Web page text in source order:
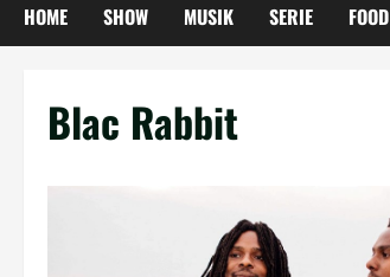
HOME SHOW MUSIK SERIE FOOD
Blac Rabbit